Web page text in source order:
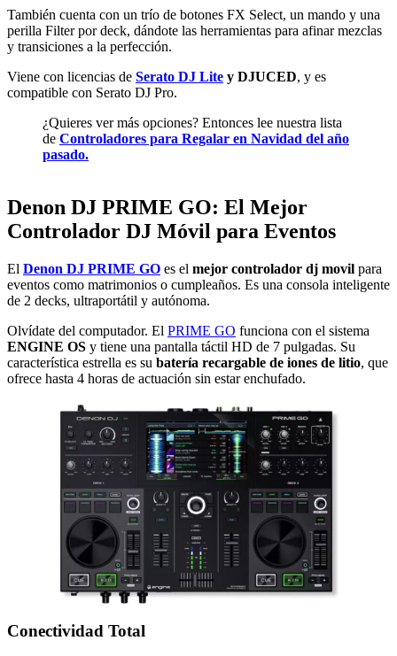
También cuenta con un trío de botones FX Select, un mando y una
perilla Filter por deck, dándote las herramientas para afinar mezclas
y transiciones a la perfección.
Viene con licencias de Serato DJ Lite y DJUCED, y es
compatible con Serato DJ Pro.
¿Quieres ver más opciones? Entonces lee nuestra lista
de Controladores para Regalar en Navidad del año
pasado.
Denon DJ PRIME GO: El Mejor
Controlador DJ Móvil para Eventos
El Denon DJ PRIME GO es el mejor controlador dj movil para
eventos como matrimonios o cumpleaños. Es una consola inteligente
de 2 decks, ultraportátil y autónoma.
Olvídate del computador. El PRIME GO funciona con el sistema
ENGINE OS y tiene una pantalla táctil HD de 7 pulgadas. Su
característica estrella es su batería recargable de iones de litio, que
ofrece hasta 4 horas de actuación sin estar enchufado.
Conectividad Total